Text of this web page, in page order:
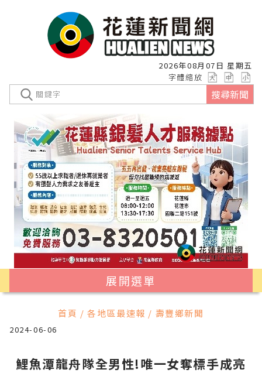
2026年08月07日 星期五
字體縮放
搜尋新聞
展開選單
首頁 / 各地區最速報 / 壽豐鄉新聞
2024-06-06
鯉魚潭龍舟隊全男性!唯一女奪標手成亮